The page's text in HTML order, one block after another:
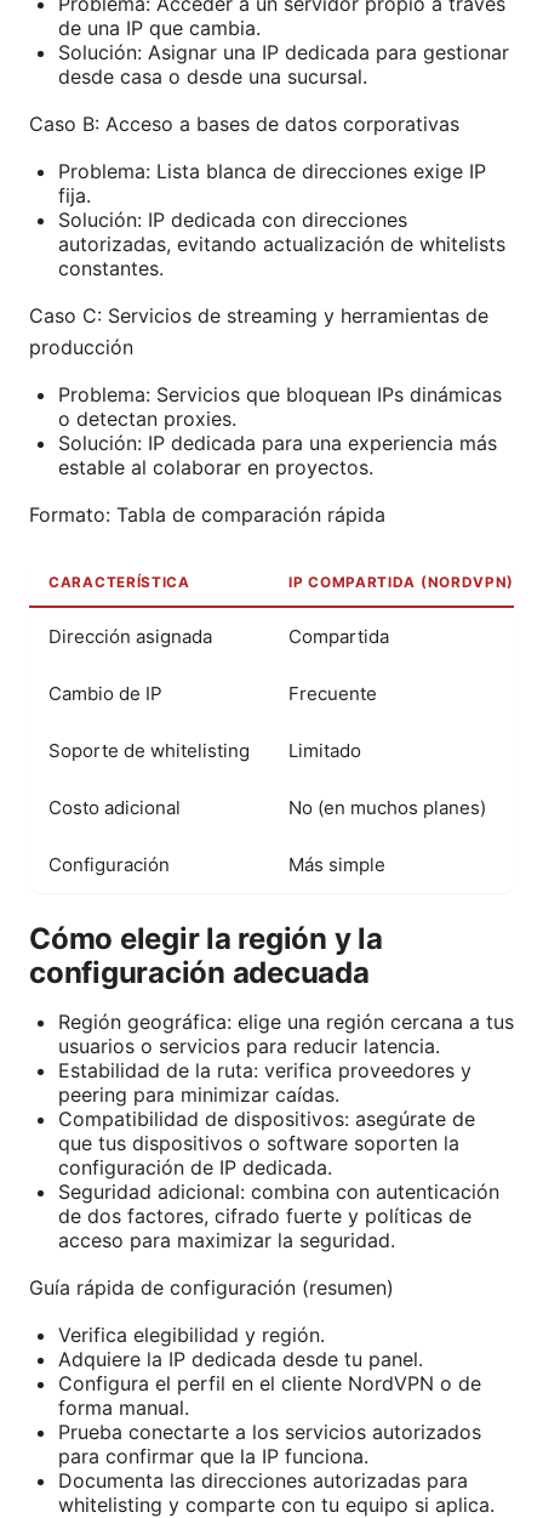
de una IP que cambia.
Solución: Asignar una IP dedicada para gestionar
desde casa o desde una sucursal.
Caso B: Acceso a bases de datos corporativas
Problema: Lista blanca de direcciones exige IP
fija.
Solución: IP dedicada con direcciones
autorizadas, evitando actualización de whitelists
constantes.
Caso C: Servicios de streaming y herramientas de
producción
Problema: Servicios que bloquean IPs dinámicas
o detectan proxies.
Solución: IP dedicada para una experiencia más
estable al colaborar en proyectos.
Formato: Tabla de comparación rápida
CARACTERÍSTICA IP COMPARTIDA (NORDVPN)
Dirección asignada Compartida
Cambio de IP Frecuente
Soporte de whitelisting Limitado
Costo adicional No (en muchos planes)
Configuración Más simple
Cómo elegir la región y la
configuración adecuada
Región geográfica: elige una región cercana a tus
usuarios o servicios para reducir latencia.
Estabilidad de la ruta: verifica proveedores y
peering para minimizar caídas.
Compatibilidad de dispositivos: asegúrate de
que tus dispositivos o software soporten la
configuración de IP dedicada.
Seguridad adicional: combina con autenticación
de dos factores, cifrado fuerte y políticas de
acceso para maximizar la seguridad.
Guía rápida de configuración (resumen)
Verifica elegibilidad y región.
Adquiere la IP dedicada desde tu panel.
Configura el perfil en el cliente NordVPN o de
forma manual.
Prueba conectarte a los servicios autorizados
para confirmar que la IP funciona.
Documenta las direcciones autorizadas para
whitelisting y comparte con tu equipo si aplica.